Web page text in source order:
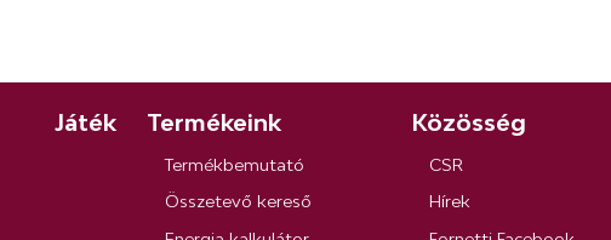
Játék Termékeink
Termékbemutató
Összetevő kereső
Közösség
CSR
Hírek